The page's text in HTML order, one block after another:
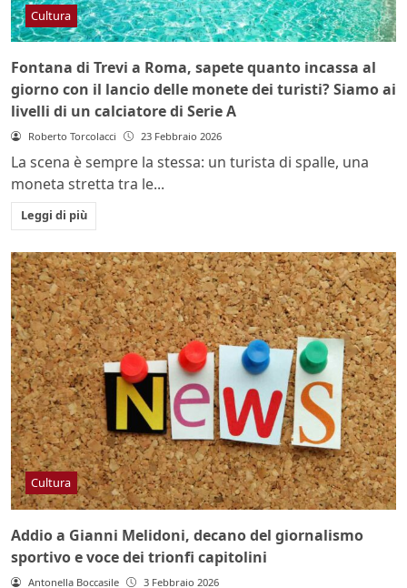
Cultura
Fontana di Trevi a Roma, sapete quanto incassa al
giorno con il lancio delle monete dei turisti? Siamo ai
livelli di un calciatore di Serie A
Roberto Torcolacci 23 Febbraio 2026
La scena è sempre la stessa: un turista di spalle, una
moneta stretta tra le...
Leggi di più
Cultura
Addio a Gianni Melidoni, decano del giornalismo
sportivo e voce dei trionfi capitolini
Antonella Boccasile 3 Febbraio 2026